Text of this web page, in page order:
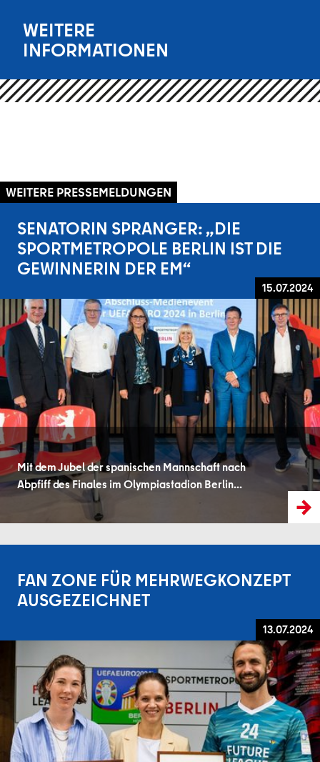
WEITERE
INFORMATIONEN
WEITERE PRESSEMELDUNGEN
SENATORIN SPRANGER: „DIE
SPORTMETROPOLE BERLIN IST DIE
GEWINNERIN DER EM“
15.07.2024
Mit dem Jubel der spanischen Mannschaft nach
Abpfiff des Finales im Olympiastadion Berlin...
FAN ZONE FÜR MEHRWEGKONZEPT
AUSGEZEICHNET
13.07.2024